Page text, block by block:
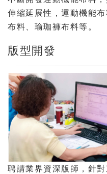
伸縮延展性，運動機能
布料、瑜珈褲布料等。
版型開發
聘請業界資深版師，針